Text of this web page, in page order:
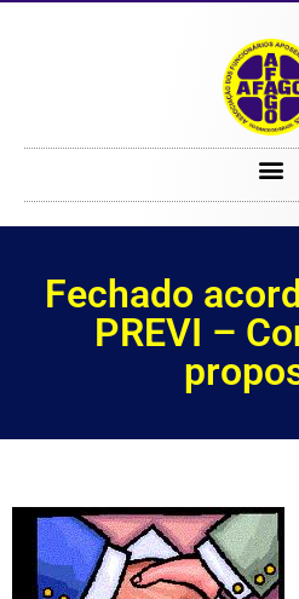
Fechado
PREVI –